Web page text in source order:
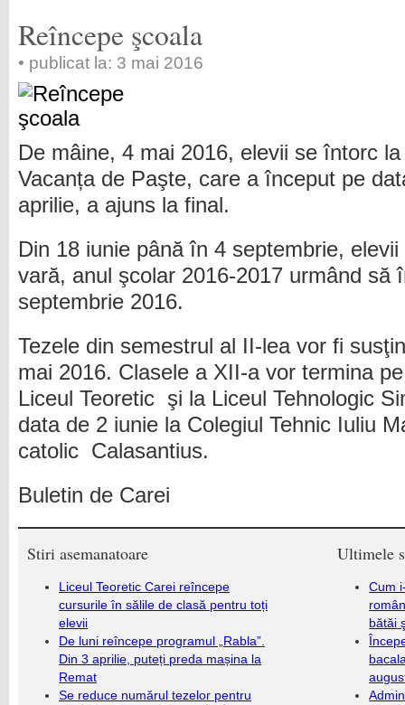
Reîncepe şcoala
• publicat la: 3 mai 2016
De mâine, 4 mai 2016, elevii se întorc
Vacanța de Paşte, care a început pe
aprilie, a ajuns la final.
Din 18 iunie până în 4 septembrie,
vară, anul şcolar 2016-2017 urmând să
septembrie 2016.
Tezele din semestrul al II-lea vor fi
mai 2016. Clasele a XII-a vor termina
Liceul Teoretic şi la Liceul Tehnologic
data de 2 iunie la Colegiul Tehnic Iuliu
catolic Calasantius.
Buletin de Carei
Stiri asemanatoare
Liceul Teoretic Carei reîncepe
cursurile în sălile de clasă pentru toți
elevii
De luni reîncepe programul „Rabla”.
Din 3 aprilie, puteți preda mașina la
Remat
Se reduce numărul tezelor pentru
Ultimele
Cum
bătăi